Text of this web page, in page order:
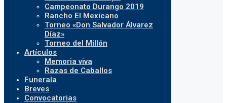
Campeonato Durango 2019
Rancho El Mexicano
Torneo «Don Salvador Álvarez
Díaz»
Torneo del Millón
Artículos
Memoria viva
Razas de Caballos
Funerala
Breves
Convocatorias